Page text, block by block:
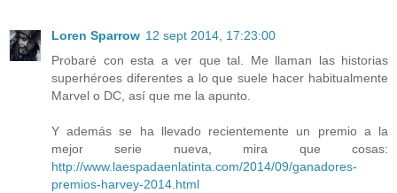
Loren Sparrow 12 sept 2014, 17:23:00
Probaré con esta a ver que tal. Me llaman las historias
superhéroes diferentes a lo que suele hacer habitualmente
Marvel o DC, así que me la apunto.
Y además se ha llevado recientemente un premio a la
mejor serie nueva, mira que cosas:
http://www.laespadaenlatinta.com/2014/09/ganadores-
premios-harvey-2014.html